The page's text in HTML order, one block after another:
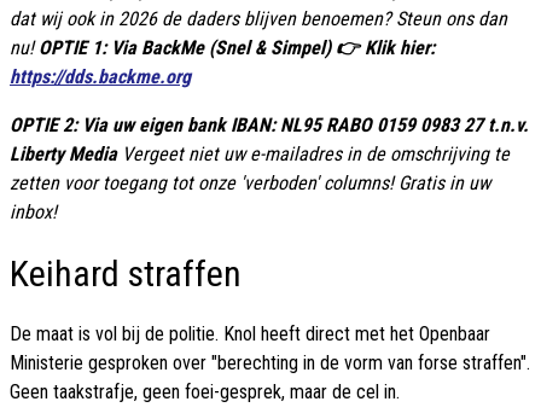
dat wij ook in 2026 de daders blijven benoemen? Steun ons dan
nu!OPTIE 1: Via BackMe (Snel & Simpel) 👉 Klik hier:
https://dds.backme.org
OPTIE 2: Via uw eigen bank IBAN: NL95 RABO 0159 0983 27 t.n.v.
Liberty MediaVergeet niet uw e-mailadres in de omschrijving te
zetten voor toegang tot onze 'verboden' columns! Gratis in uw
inbox!
Keihard straffen
De maat is vol bij de politie. Knol heeft direct met het Openbaar
Ministerie gesproken over "berechting in de vorm van forse straffen".
Geen taakstrafje, geen foei-gesprek, maar de cel in.